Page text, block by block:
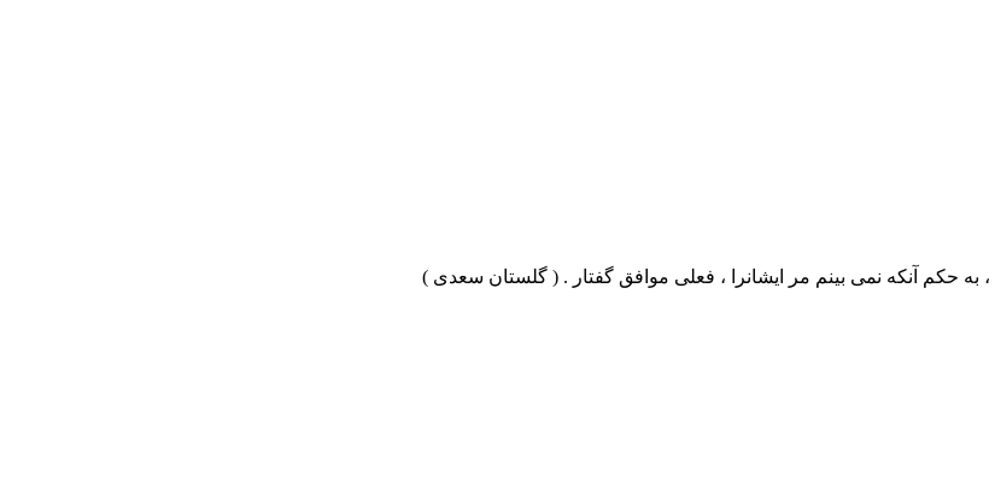
به حکم آنکه نمی بینم مر ایشانرا ، فعلی موافق گفتار . ( گلستان سعدی )